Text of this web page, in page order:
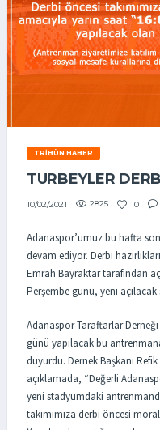
TRIBÜN HABER
TURBEYLER
10/02/2021 2825 0
Adanaspor’umuz bu hafta
devam ediyor. Derbi
Emrah Bayraktar tarafından
Perşembe günü, yeni
Adanaspor Taraftarlar
günü yapılacak bu
duyurdu. Dernek Başkanı
açıklamada, “Değerli
yeni stadyumdaki
takımımıza derbi öncesi